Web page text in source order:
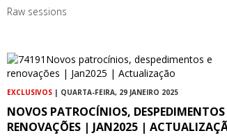
Raw sessions
EXCLUSIVOS | QUARTA-FEIRA, 29 JANEIRO 2025
NOVOS PATROCÍNIOS, DESPEDIMENTOS
RENOVAÇÕES | JAN2025 |